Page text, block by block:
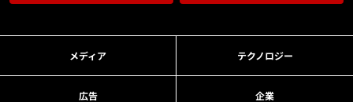
メディア テクノロジー
広告 企業